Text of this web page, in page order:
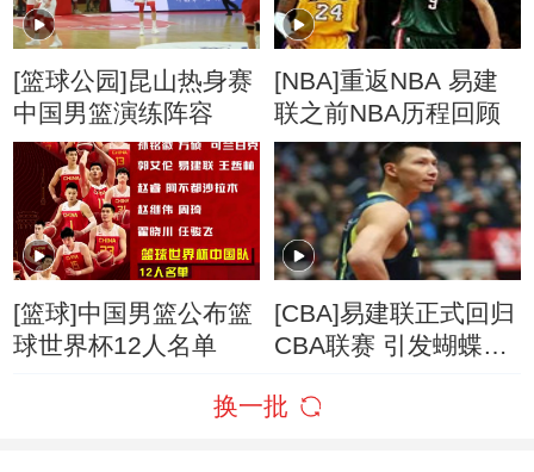
[篮球公园]昆山热身赛
中国男篮演练阵容
[NBA]重返NBA 易建
联之前NBA历程回顾
[篮球]中国男篮公布篮
球世界杯12人名单
[CBA]易建联正式回归
CBA联赛 引发蝴蝶效
换一批